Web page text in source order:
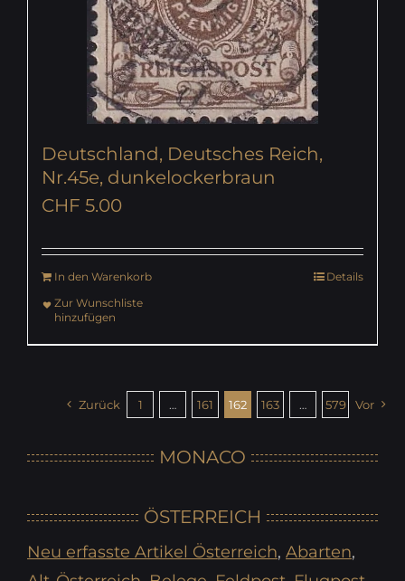
Deutschland, Deutsches Reich,
Nr.45e, dunkelockerbraun
CHF 5.00
In den Warenkorb
Details
Zur Wunschliste
hinzufügen
Zurück 1 … 161 162 163 … 579 Vor
MONACO
ÖSTERREICH
Neu erfasste Artikel Österreich, Abarten,